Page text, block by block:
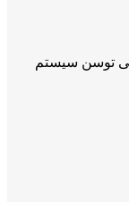
توسن سیستم